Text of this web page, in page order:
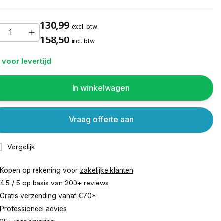
130,99 excl. btw
158,50 incl. btw
voor levertijd
In winkelwagen
Vergelijk
Vraag offerte aan
Kopen op rekening voor zakelijke klanten
4.5 / 5 op basis van 200+ reviews
Gratis verzending vanaf €70*
Professioneel advies